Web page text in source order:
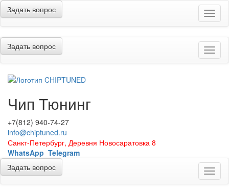
Меню
Задать вопрос
Меню
Задать вопрос
Чип Тюнинг
+7(812) 940-74-27
info@chiptuned.ru
Санкт-Петербург, Деревня Новосаратовка 8
WhatsApp Telegram
Меню
Задать вопрос